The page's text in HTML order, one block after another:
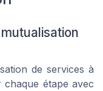
de services à
étape avec